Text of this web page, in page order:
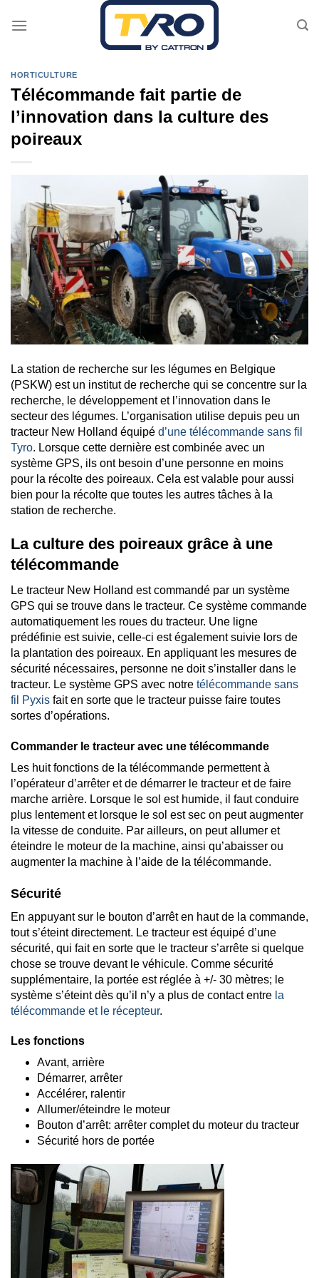
HORTICULTURE
Télécommande fait partie de
l’innovation dans la culture des
poireaux
La station de recherche sur les légumes en Belgique
(PSKW) est un institut de recherche qui se concentre sur la
recherche, le développement et l’innovation dans le
secteur des légumes. L’organisation utilise depuis peu un
tracteur New Holland équipé d’une télécommande sans fil
Tyro. Lorsque cette dernière est combinée avec un
système GPS, ils ont besoin d’une personne en moins
pour la récolte des poireaux. Cela est valable pour aussi
bien pour la récolte que toutes les autres tâches à la
station de recherche.
La culture des poireaux grâce à une
télécommande
Le tracteur New Holland est commandé par un système
GPS qui se trouve dans le tracteur. Ce système commande
automatiquement les roues du tracteur. Une ligne
prédéfinie est suivie, celle-ci est également suivie lors de
la plantation des poireaux. En appliquant les mesures de
sécurité nécessaires, personne ne doit s’installer dans le
tracteur. Le système GPS avec notre télécommande sans
fil Pyxis fait en sorte que le tracteur puisse faire toutes
sortes d’opérations.
Commander le tracteur avec une télécommande
Les huit fonctions de la télécommande permettent à
l’opérateur d’arrêter et de démarrer le tracteur et de faire
marche arrière. Lorsque le sol est humide, il faut conduire
plus lentement et lorsque le sol est sec on peut augmenter
la vitesse de conduite. Par ailleurs, on peut allumer et
éteindre le moteur de la machine, ainsi qu’abaisser ou
augmenter la machine à l’aide de la télécommande.
Sécurité
En appuyant sur le bouton d’arrêt en haut de la commande,
tout s’éteint directement. Le tracteur est équipé d’une
sécurité, qui fait en sorte que le tracteur s’arrête si quelque
chose se trouve devant le véhicule. Comme sécurité
supplémentaire, la portée est réglée à +/- 30 mètres; le
système s’éteint dès qu’il n’y a plus de contact entre la
télécommande et le récepteur.
Les fonctions
Avant, arrière
Démarrer, arrêter
Accélérer, ralentir
Allumer/éteindre le moteur
Bouton d’arrêt: arrêter complet du moteur du tracteur
Sécurité hors de portée